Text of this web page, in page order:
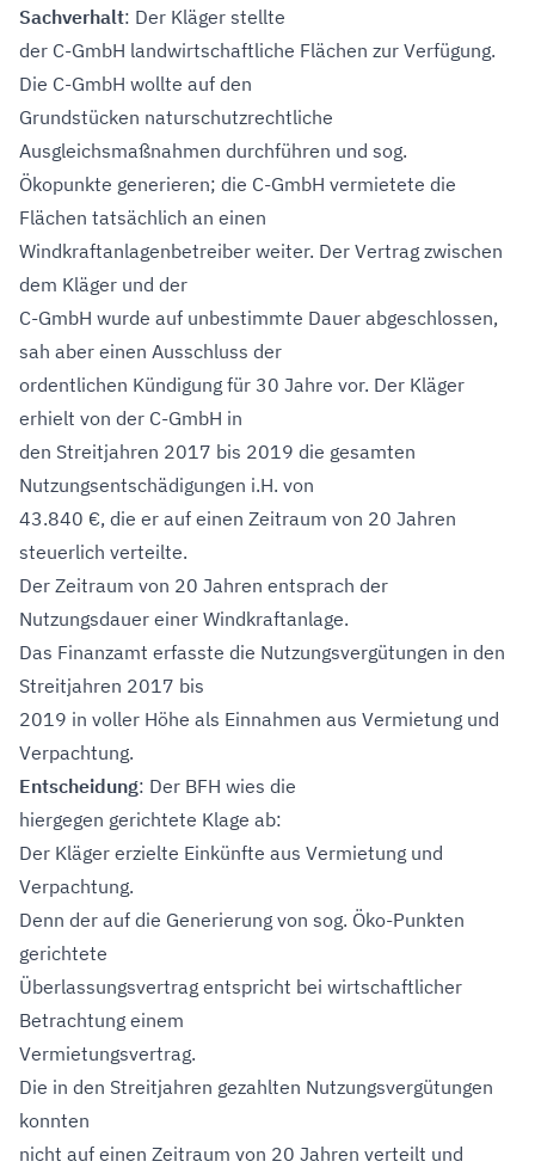
Sachverhalt: Der Kläger stellte
der C-GmbH landwirtschaftliche Flächen zur Verfügung.
Die C-GmbH wollte auf den
Grundstücken naturschutzrechtliche
Ausgleichsmaßnahmen durchführen und sog.
Ökopunkte generieren; die C-GmbH vermietete die
Flächen tatsächlich an einen
Windkraftanlagenbetreiber weiter. Der Vertrag zwischen
dem Kläger und der
C-GmbH wurde auf unbestimmte Dauer abgeschlossen,
sah aber einen Ausschluss der
ordentlichen Kündigung für 30 Jahre vor. Der Kläger
erhielt von der C-GmbH in
den Streitjahren 2017 bis 2019 die gesamten
Nutzungsentschädigungen i.H. von
43.840 €, die er auf einen Zeitraum von 20 Jahren
steuerlich verteilte.
Der Zeitraum von 20 Jahren entsprach der
Nutzungsdauer einer Windkraftanlage.
Das Finanzamt erfasste die Nutzungsvergütungen in den
Streitjahren 2017 bis
2019 in voller Höhe als Einnahmen aus Vermietung und
Verpachtung.
Entscheidung: Der BFH wies die
hiergegen gerichtete Klage ab:
Der Kläger erzielte Einkünfte aus Vermietung und
Verpachtung.
Denn der auf die Generierung von sog. Öko-Punkten
gerichtete
Überlassungsvertrag entspricht bei wirtschaftlicher
Betrachtung einem
Vermietungsvertrag.
Die in den Streitjahren gezahlten Nutzungsvergütungen
konnten
nicht auf einen Zeitraum von 20 Jahren verteilt und